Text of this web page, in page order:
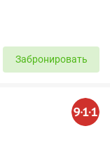
Забронировать